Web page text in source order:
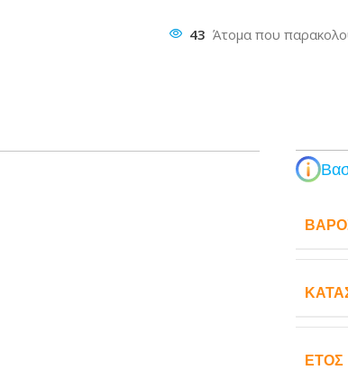
43 Άτομα που